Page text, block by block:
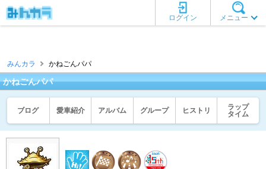
メニュー
ログイン
みんカラ かねごんパパ
かねごんパパ
ブログ 愛車紹介 アルバム グループ ヒストリ
ラップ
タイム